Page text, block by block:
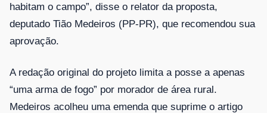
habitam o campo”, disse o relator da proposta,
deputado Tião Medeiros (PP-PR), que recomendou sua
aprovação.
A redação original do projeto limita a posse a apenas
“uma arma de fogo” por morador de área rural.
Medeiros acolheu uma emenda que suprime o artigo